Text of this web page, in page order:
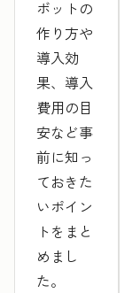
ボットの
作り方や
導入効
果、導入
費用の目
安など事
前に知っ
ておきた
いポイン
トをまと
めまし
た。